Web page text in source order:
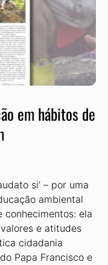
em hábitos de
si’ – por uma
ambiental
conhecimentos: ela
e atitudes
cidadania
Papa Francisco e